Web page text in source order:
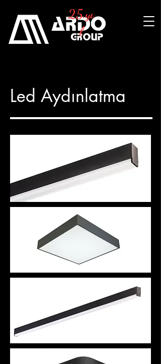
25.yı
l
Led Aydınlatma